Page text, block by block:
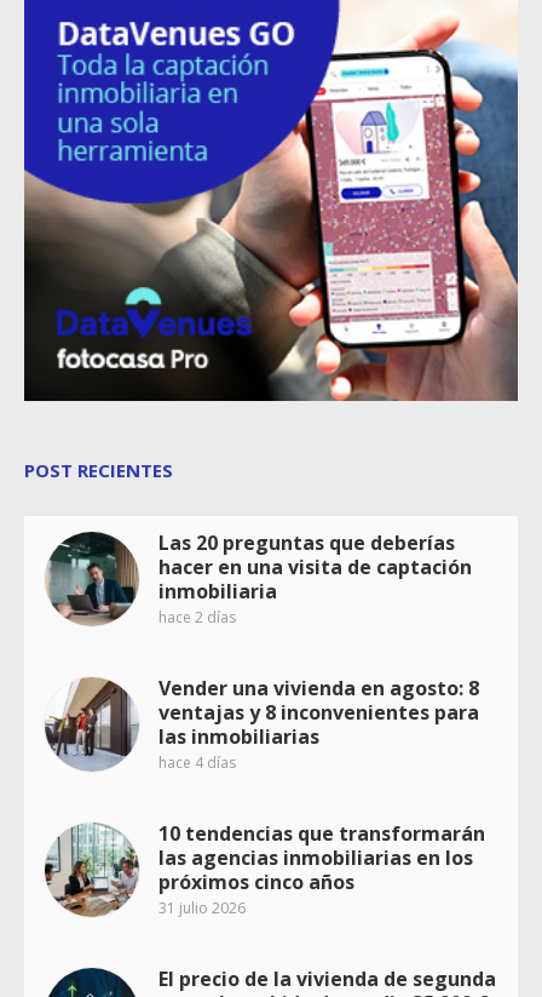
POST RECIENTES
Las 20 preguntas que deberías
hacer en una visita de captación
inmobiliaria
hace 2 días
Vender una vivienda en agosto: 8
ventajas y 8 inconvenientes para
las inmobiliarias
hace 4 días
10 tendencias que transformarán
las agencias inmobiliarias en los
próximos cinco años
31 julio 2026
El precio de la vivienda de segunda